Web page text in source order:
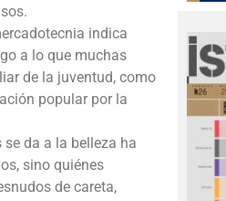
indica
a lo que muchas
de la juventud, como
popular por la
da a la belleza ha
sino quiénes
de careta,